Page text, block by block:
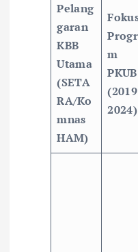
Pelang
garan
KBB
Utama
(SETA
RA/Ko
mnas
HAM)
m
PKUB
2024)